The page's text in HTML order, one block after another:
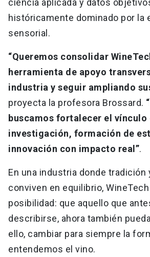
ciencia aplicada y datos
históricamente dominado por la
sensorial.
“Queremos consolidar
herramienta de apoyo
industria y seguir ampliando
proyecta la profesora Brossard.
buscamos fortalecer el vínculo
investigación, formación de
innovación con impacto real”.
En una industria donde tradición
conviven en equilibrio,
posibilidad: que aquello que
describirse, ahora también
ello, cambiar para siempre la
entendemos el vino.